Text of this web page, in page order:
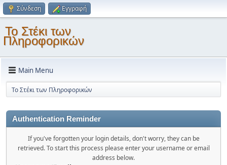
Σύνδεση Εγγραφή
Το Στέκι των
Πληροφορικών
Main Menu
Το Στέκι των Πληροφορικών
Authentication Reminder
If you've forgotten your login details, don't worry, they can be
retrieved. To start this process please enter your username or email
address below.